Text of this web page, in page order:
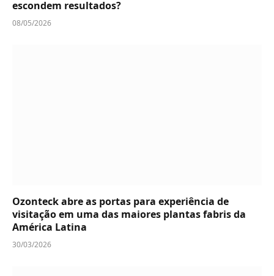
escondem resultados?
08/05/2026
Ozonteck abre as portas para experiência de
visitação em uma das maiores plantas fabris da
América Latina
30/03/2026